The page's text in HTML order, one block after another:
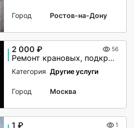
Город Ростов-на-Дону
2 000 ₽ 56
Ремонт крановых, подкрановых путей
Категория Другие услуги
Город Москва
1 ₽ 1